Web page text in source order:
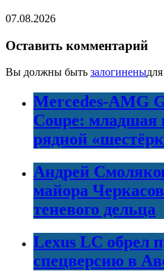
07.08.2026
Оставить комментарий
Вы должны быть залогинены
Mercedes-AMG
Coupe: младшая
рядной
Андрей
майора
теневого дельца
Lexus LC обрел
спецверсию в